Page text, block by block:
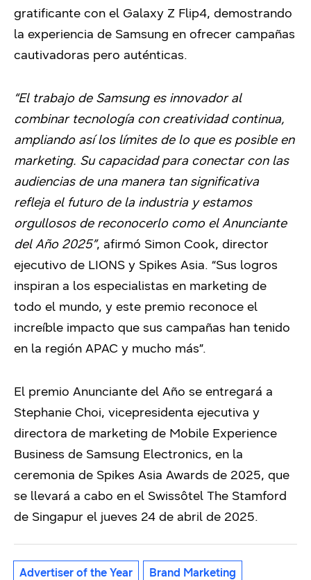
gratificante con el Galaxy Z Flip4, demostrando
la experiencia de Samsung en ofrecer campañas
cautivadoras pero auténticas.
“El trabajo de Samsung es innovador al
combinar tecnología con creatividad continua,
ampliando así los límites de lo que es posible en
marketing. Su capacidad para conectar con las
audiencias de una manera tan significativa
refleja el futuro de la industria y estamos
orgullosos de reconocerlo como el Anunciante
del Año 2025”, afirmó Simon Cook, director
ejecutivo de LIONS y Spikes Asia. “Sus logros
inspiran a los especialistas en marketing de
todo el mundo, y este premio reconoce el
increíble impacto que sus campañas han tenido
en la región APAC y mucho más”.
El premio Anunciante del Año se entregará a
Stephanie Choi, vicepresidenta ejecutiva y
directora de marketing de Mobile Experience
Business de Samsung Electronics, en la
ceremonia de Spikes Asia Awards de 2025, que
se llevará a cabo en el Swissôtel The Stamford
de Singapur el jueves 24 de abril de 2025.
Advertiser of the Year Brand Marketing